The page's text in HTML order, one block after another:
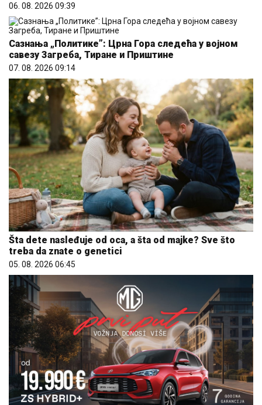
06. 08. 2026 09:39
Сазнања „Политике”: Црна Гора следећа у војном
савезу Загреба, Тиране и Приштине
07. 08. 2026 09:14
Šta dete nasleđuje od oca, a šta od majke? Sve što
treba da znate o genetici
05. 08. 2026 06:45